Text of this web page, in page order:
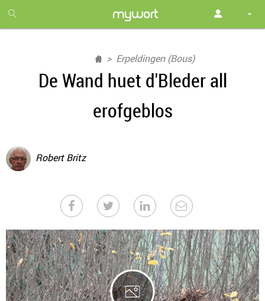
month
free
Erpeldingen (Bous)
De Wand huet d'Bleder all
erofgeblos
Robert Britz